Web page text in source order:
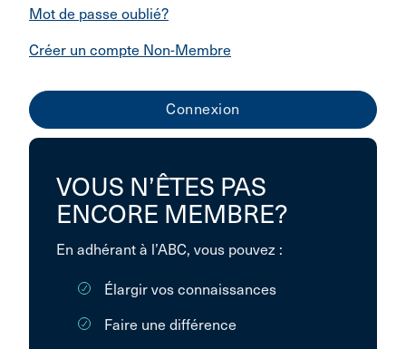
Mot de passe oublié?
Créer un compte Non-Membre
VOUS N’ÊTES PAS
ENCORE MEMBRE?
En adhérant à l’ABC, vous pouvez :
Élargir vos connaissances
Faire une différence